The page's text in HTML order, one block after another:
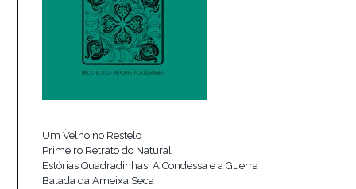
Um Velho no Restelo
Primeiro Retrato do Natural
Estórias Quadradinhas: A Condessa e a Guerra
Balada da Ameixa Seca